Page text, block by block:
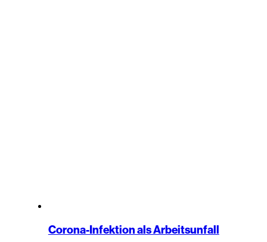
Corona-Infektion als Arbeitsunfall